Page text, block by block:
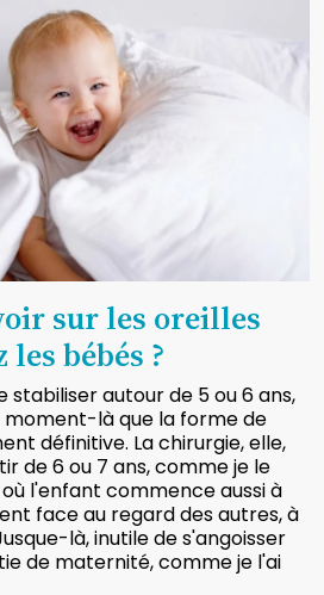
sur les oreilles
bébés ?
stabiliser autour de 5 ou 6 ans,
là que la forme de
définitive. La chirurgie, elle,
de 6 ou 7 ans, comme je le
l'enfant commence aussi à
face au regard des autres, à
là, inutile de s'angoisser
de maternité, comme je l'ai